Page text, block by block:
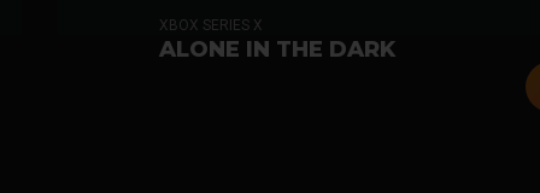
XBOX SERIES X
ALONE IN THE DARK